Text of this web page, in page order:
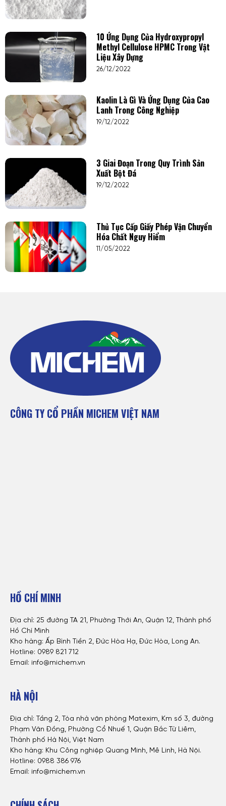
10 Ứng Dụng Của Hydroxypropyl
Methyl Cellulose HPMC Trong Vật
Liệu Xây Dựng
26/12/2022
Kaolin Là Gì Và Ứng Dụng Của Cao
Lanh Trong Công Nghiệp
19/12/2022
3 Giai Đoạn Trong Quy Trình Sản
Xuất Bột Đá
19/12/2022
Thủ Tục Cấp Giấy Phép Vận Chuyển
Hóa Chất Nguy Hiểm
11/05/2022
CÔNG TY CỔ PHẦN MICHEM VIỆT NAM
HỒ CHÍ MINH
Địa chỉ: 25 đường TA 21, Phường Thới An, Quận 12, Thành phố
Hồ Chí Minh
Kho hàng: Ấp Bình Tiền 2, Đức Hòa Hạ, Đức Hòa, Long An.
Hotline: 0989 821 712
Email: info@michem.vn
HÀ NỘI
Địa chỉ: Tầng 2, Tòa nhà văn phòng Matexim, Km số 3, đường
Phạm Văn Đồng, Phường Cổ Nhuế 1, Quận Bắc Từ Liêm,
Thành phố Hà Nội, Việt Nam
Kho hàng: Khu Công nghiệp Quang Minh, Mê Linh, Hà Nội.
Hotline: 0988 386 976
Email: info@michem.vn